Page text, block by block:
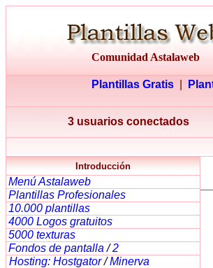
Comunidad Astalaweb
Plantillas Gratis
3 usuarios conectados
Introducción
Menú Astalaweb
Plantillas Profesionales
10.000 plantillas
4000 Logos gratuitos
5000 texturas
Fondos de pantalla/2
Hosting: Hostgator/Minerva